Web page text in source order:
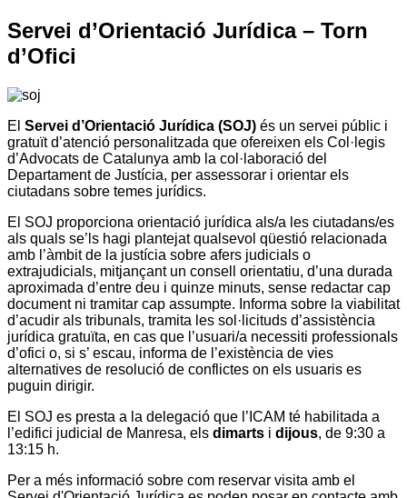
Servei d’Orientació Jurídica – Torn
d’Ofici
El Servei d’Orientació Jurídica (SOJ) és un servei públic i
gratuït d’atenció personalitzada que ofereixen els Col·legis
d’Advocats de Catalunya amb la col·laboració del
Departament de Justícia, per assessorar i orientar els
ciutadans sobre temes jurídics.
El SOJ proporciona orientació jurídica als/a les ciutadans/es
als quals se’ls hagi plantejat qualsevol qüestió relacionada
amb l’àmbit de la justícia sobre afers judicials o
extrajudicials, mitjançant un consell orientatiu, d’una durada
aproximada d’entre deu i quinze minuts, sense redactar cap
document ni tramitar cap assumpte. Informa sobre la viabilitat
d’acudir als tribunals, tramita les sol·licituds d’assistència
jurídica gratuïta, en cas que l’usuari/a necessiti professionals
d’ofici o, si s’ escau, informa de l’existència de vies
alternatives de resolució de conflictes on els usuaris es
puguin dirigir.
El SOJ es presta a la delegació que l’ICAM té habilitada a
l’edifici judicial de Manresa, els dimarts i dijous, de 9:30 a
13:15 h.
Per a més informació sobre com reservar visita amb el